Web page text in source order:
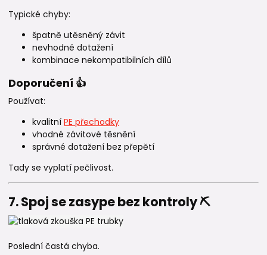
Typické chyby:
špatně utěsněný závit
nevhodné dotažení
kombinace nekompatibilních dílů
Doporučení 👍
Používat:
kvalitní PE přechodky
vhodné závitové těsnění
správné dotažení bez přepětí
Tady se vyplatí pečlivost.
7. Spoj se zasype bez kontroly ⛏️
Poslední častá chyba.